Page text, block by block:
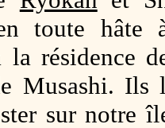
toute
la résidence
Musashi.
sur notre